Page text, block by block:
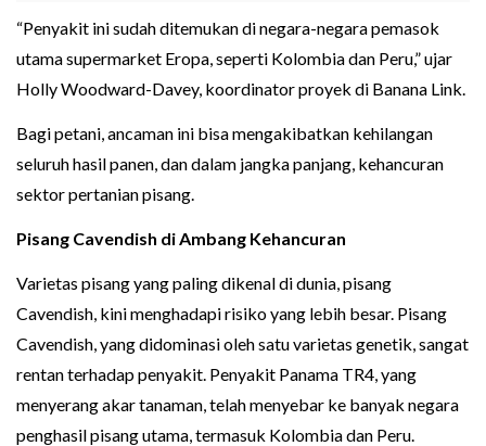
“Penyakit ini sudah ditemukan di negara-negara pemasok
utama supermarket Eropa, seperti Kolombia dan Peru,” ujar
Holly Woodward-Davey, koordinator proyek di Banana Link.
Bagi petani, ancaman ini bisa mengakibatkan kehilangan
seluruh hasil panen, dan dalam jangka panjang, kehancuran
sektor pertanian pisang.
Pisang Cavendish di Ambang Kehancuran
Varietas pisang yang paling dikenal di dunia, pisang
Cavendish, kini menghadapi risiko yang lebih besar. Pisang
Cavendish, yang didominasi oleh satu varietas genetik, sangat
rentan terhadap penyakit. Penyakit Panama TR4, yang
menyerang akar tanaman, telah menyebar ke banyak negara
penghasil pisang utama, termasuk Kolombia dan Peru.